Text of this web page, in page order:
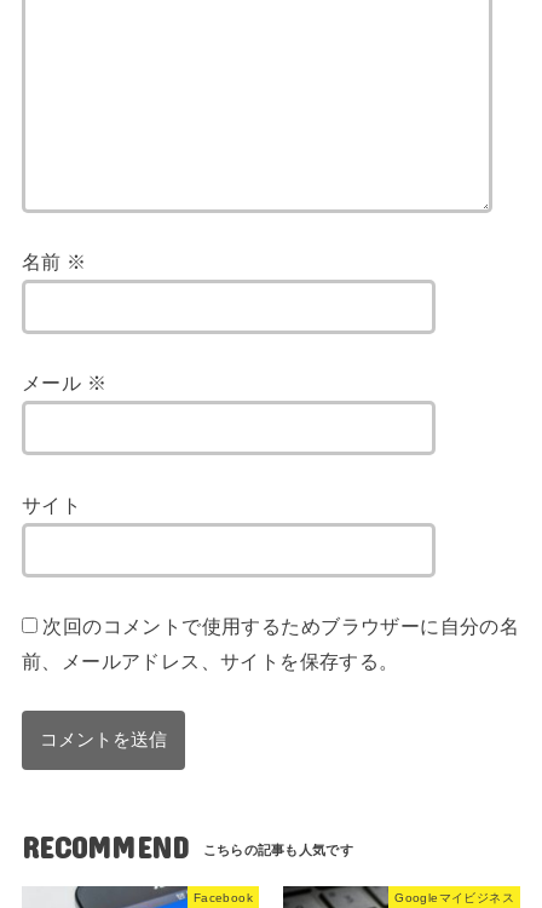
名前 ※
メール ※
サイト
次回のコメントで使用するためブラウザーに自分の名
前、メールアドレス、サイトを保存する。
RECOMMEND
Facebook Googleマイビジネス